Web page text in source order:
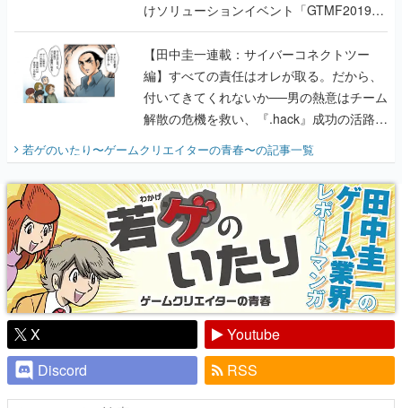
けソリューションイベント「GTMF2019」
に行って、より理解を深めよう【PR】
【田中圭一連載：サイバーコネクトツー
編】すべての責任はオレが取る。だから、
付いてきてくれないか──男の熱意はチーム
解散の危機を救い、『.hack』成功の活路を
開く。業界の快男児・松山 洋に流れる血は
『少年ジャンプ』色だった【若ゲのいた
り】
若ゲのいたり〜ゲームクリエイターの青春〜の記事一覧
X
Youtube
Discord
RSS